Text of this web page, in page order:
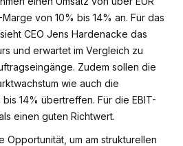
von 10% bis 14% an. Für das
CEO Jens Hardenacke das
und erwartet im Vergleich zu
Zudem sollen die
wie auch die
14% übertreffen. Für die EBIT-
einen guten Richtwert.
Opportunität, um am strukturellen